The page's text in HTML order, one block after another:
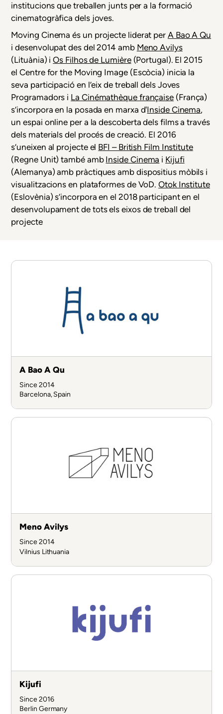
institucions que treballen junts per a la formació
cinematogràfica dels joves.
Moving Cinema és un projecte liderat per A Bao A Qu
i desenvolupat des del 2014 amb Meno Avilys
(Lituània) iOs Filhos de Lumière(Portugal). El 2015
elCentre for the Moving Image(Escòcia) inicia la
seva participació en l’eix de treball dels Joves
Programadors i La Cinémathèque française (França)
s’incorpora en la posada en marxa d'Inside Cinema,
un espai online per a la descoberta dels films a través
dels materials del procés de creació. El 2016
s’uneixen al projecte el BFI – British Film Institute
(Regne Unit) també amb Inside Cinema i Kijufi
(Alemanya) amb pràctiques amb dispositius mòbils i
visualitzacions en plataformes de VoD.Otok Institute
(Eslovènia) s’incorpora en el 2018 participant en el
desenvolupament de tots els eixos de treball del
projecte
A Bao A Qu
Since 2014
Barcelona, Spain
Meno Avilys
Since 2014
Vilnius Lithuania
Kijufi
Since 2016
Berlin Germany